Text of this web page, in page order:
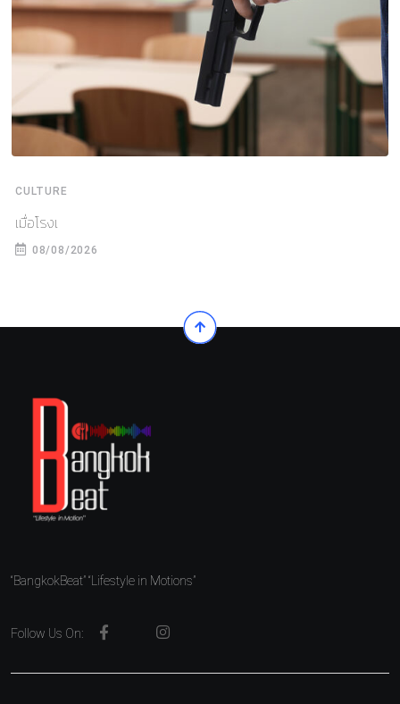
CULTURE
เมื่อโรงเ
08/08/2026
“BangkokBeat” “Lifestyle in Motions”
Follow Us On: